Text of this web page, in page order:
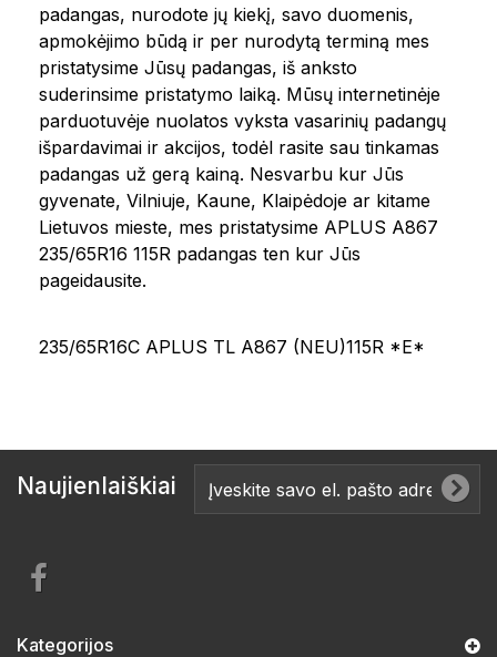
padangas, nurodote jų kiekį, savo duomenis,
apmokėjimo būdą ir per nurodytą terminą mes
pristatysime Jūsų padangas, iš anksto
suderinsime pristatymo laiką. Mūsų internetinėje
parduotuvėje nuolatos vyksta vasarinių padangų
išpardavimai ir akcijos, todėl rasite sau tinkamas
padangas už gerą kainą. Nesvarbu kur Jūs
gyvenate, Vilniuje, Kaune, Klaipėdoje ar kitame
Lietuvos mieste, mes pristatysime APLUS A867
235/65R16 115R padangas ten kur Jūs
pageidausite.
235/65R16C APLUS TL A867 (NEU)115R *E*
Naujienlaiškiai
Kategorijos